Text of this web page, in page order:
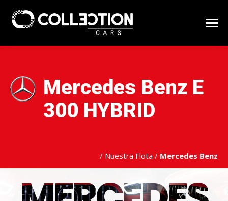
Mercedes Benz E
300 HYBRID
/ Nuestra Flota / Mercedes Benz